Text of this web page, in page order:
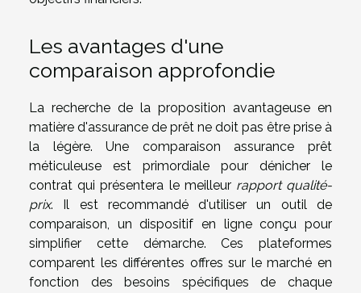
Les avantages d'une
comparaison approfondie
La recherche de la proposition avantageuse en
matière d'assurance de prêt ne doit pas être prise à
la légère. Une comparaison assurance prêt
méticuleuse est primordiale pour dénicher le
contrat qui présentera le meilleur rapport qualité-
prix. Il est recommandé d'utiliser un outil de
comparaison, un dispositif en ligne conçu pour
simplifier cette démarche. Ces plateformes
comparent les différentes offres sur le marché en
fonction des besoins spécifiques de chaque